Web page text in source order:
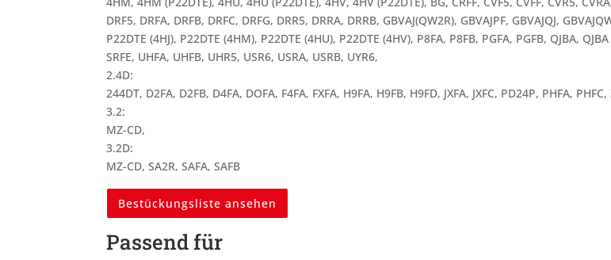
DRF5, DRFA, DRFB, DRFC, DRFG, DRR5, DRRA, DRRB, GBVAJ(QW2R), GBVAJPF, GBVAJQJ,
P22DTE (4HJ), P22DTE (4HM), P22DTE (4HU), P22DTE (4HV), P8FA, P8FB, PGFA, PGFB, QJBA,
SRFE, UHFA, UHFB, UHR5, USR6, USRA, USRB, UYR6,
2.4D:
244DT, D2FA, D2FB, D4FA, DOFA, F4FA, FXFA, H9FA, H9FB, H9FD, JXFA, JXFC, PD24P, PHFA,
3.2:
MZ-CD,
3.2D:
MZ-CD, SA2R, SAFA, SAFB
Bestückungsliste ansehen
Passend für